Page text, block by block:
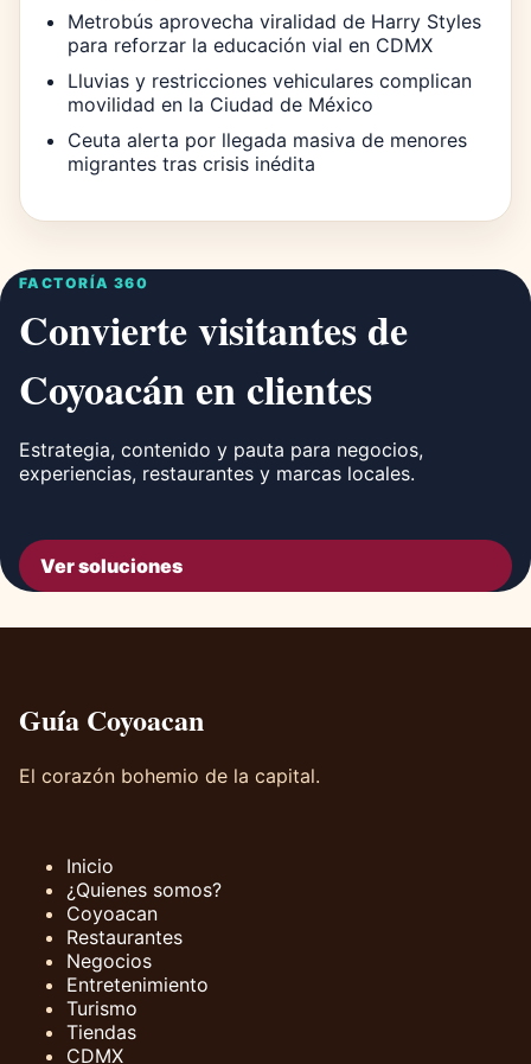
Metrobús aprovecha viralidad de Harry Styles
para reforzar la educación vial en CDMX
Lluvias y restricciones vehiculares complican
movilidad en la Ciudad de México
Ceuta alerta por llegada masiva de menores
migrantes tras crisis inédita
FACTORÍA 360
Convierte visitantes de
Coyoacán en clientes
Estrategia, contenido y pauta para negocios,
experiencias, restaurantes y marcas locales.
Ver soluciones
Guía Coyoacan
El corazón bohemio de la capital.
Inicio
¿Quienes somos?
Coyoacan
Restaurantes
Negocios
Entretenimiento
Turismo
Tiendas
CDMX